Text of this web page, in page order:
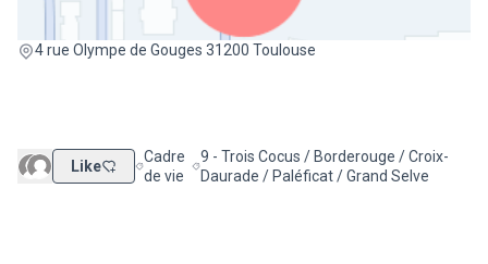
4 rue Olympe de Gouges 31200 Toulouse
(Lien externe)
Like Filtrer les résultats de la catégorie : Cadre de vie
Cadre
de vie
Filtrer les résultats pour le secteur : 9 -
9 - Trois Cocus / Borderouge / Croix-
Daurade / Paléficat / Grand Selve